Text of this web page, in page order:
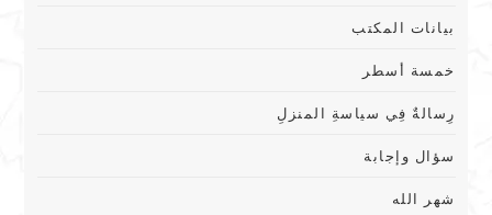
بيانات المكتب
خمسة أسطر
رِسالةٌ فِي سياسةِ المنزلِ
سؤال وإجابة
شهر الله